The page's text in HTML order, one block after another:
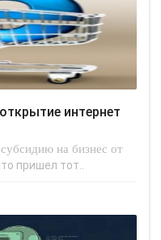
на бизнес от
пришел тот..